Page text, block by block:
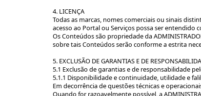
4. LICENÇA
Todas as marcas, nomes comerciais ou sinais
acesso ao Portal ou Serviços possa ser entendido
Os Conteúdos são propriedade da
sobre tais Conteúdos serão conforme a estrita
5. EXCLUSÃO DE GARANTIAS E DE
5.1 Exclusão de garantias e de responsabilidade
5.1.1 Disponibilidade e continuidade, utilidade e
Em decorrência de questões técnicas e
Quando for razoavelmente possível, a